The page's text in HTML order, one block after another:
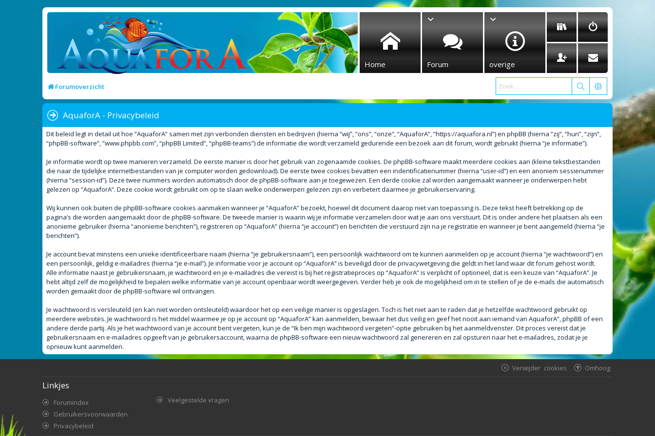
Home Forum overige
Forumoverzicht
AquaforA - Privacybeleid
Dit beleid legt in detail uit hoe “AquaforA” samen met zijn verbonden diensten en bedrijven (hierna “wij”, “ons”, “onze”, “AquaforA”, “https://aquafora.nl”) en phpBB (hierna “zij”, “hun”, “zijn”,
“phpBB-software”, “www.phpbb.com”, “phpBB Limited”, “phpBB-teams”) de informatie die wordt verzameld gedurende een bezoek aan dit forum, wordt gebruikt (hierna “je informatie”).
Je informatie wordt op twee manieren verzameld. De eerste manier is door het gebruik van zogenaamde cookies. De phpBB-software maakt meerdere cookies aan (kleine tekstbestanden
die naar de tijdelijke internetbestanden van je computer worden gedownload). De eerste twee cookies bevatten een indentificatienummer (hierna “user-id”) en een anoniem sessienummer
(hierna “session-id”). Deze twee nummers worden automatisch door de phpBB-software aan je toegewezen. Een derde cookie zal worden aangemaakt wanneer je onderwerpen hebt
gelezen op “AquaforA”. Deze cookie wordt gebruikt om op te slaan welke onderwerpen gelezen zijn en verbetert daarmee je gebruikerservaring.
Wij kunnen ook buiten de phpBB-software cookies aanmaken wanneer je “AquaforA” bezoekt, hoewel dit document daarop niet van toepassing is. Deze tekst heeft betrekking op de
pagina’s die worden aangemaakt door de phpBB-software. De tweede manier is waarin wij je informatie verzamelen door wat je aan ons verstuurt. Dit is onder andere het plaatsen als een
anonieme gebruiker (hierna “anonieme berichten”), registreren op “AquaforA” (hierna “je account”) en berichten die verstuurd zijn na je registratie en wanneer je bent aangemeld (hierna “je
berichten”).
Je account bevat minstens een unieke identificeerbare naam (hierna “je gebruikersnaam”), een persoonlijk wachtwoord om te kunnen aanmelden op je account (hierna “je wachtwoord”) en
een persoonlijk, geldig e-mailadres (hierna “je e-mail”). Je informatie voor je account op “AquaforA” is beveiligd door de privacywetgeving die geldt in het land waar dit forum gehost wordt.
Alle informatie naast je gebruikersnaam, je wachtwoord en je e-mailadres die vereist is bij het registratieproces op “AquaforA” is verplicht of optioneel, dat is een keuze van “AquaforA”. Je
hebt altijd zelf de mogelijkheid te bepalen welke informatie van je account openbaar wordt weergegeven. Verder heb je ook de mogelijkheid om in te stellen of je de e-mails die automatisch
worden gemaakt door de phpBB-software wil ontvangen.
Je wachtwoord is versleuteld (en kan niet worden ontsleuteld) waardoor het op een veilige manier is opgeslagen. Toch is het niet aan te raden dat je hetzelfde wachtwoord gebruikt op
meerdere websites. Je wachtwoord is het middel waarmee je op je account op “AquaforA” kan aanmelden, bewaar het dus veilig en geef het nooit aan iemand van AquaforA”, phpBB of een
andere derde partij. Als je het wachtwoord van je account bent vergeten, kun je de “Ik ben mijn wachtwoord vergeten”-optie gebruiken bij het aanmeldvenster. Dit proces vereist dat je
gebruikersnaam en e-mailadres opgeeft van je gebruikersaccount, waarna de phpBB-software een nieuw wachtwoord zal genereren en zal opsturen naar het e-mailadres, zodat je je
opnieuw kunt aanmelden.
Omhoog
Verwijder cookies
Linkjes
Forumindex
Gebruikersvoorwaarden
Privacybeleid
Veelgestelde vragen